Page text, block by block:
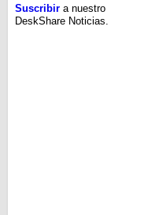
Suscribir a nuestro
DeskShare Noticias.